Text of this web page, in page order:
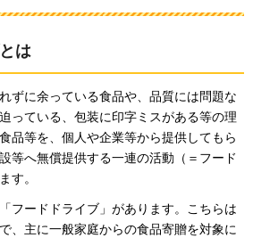
は
ずに余っている食品や、品質には問題な
っている、包装に印字ミスがある等の理
品等を、個人や企業等から提供してもら
等へ無償提供する一連の活動（＝フード
す。
フードドライブ」があります。こちらは
、主に一般家庭からの食品寄贈を対象に